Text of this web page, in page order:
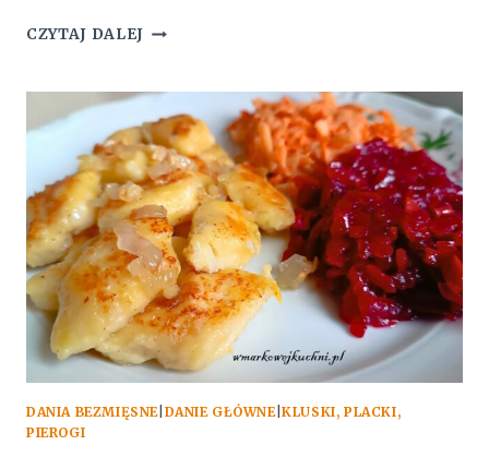
CZYTAJ DALEJ ZIEMNIAKI
DANIA BEZMIĘSNE| DANIE GŁÓWNE|KLUSKI, PLACKI,
PIEROGI